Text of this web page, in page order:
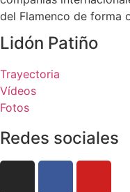
del Flamenco de forma
Lidón Patiño
Trayectoria
Vídeos
Fotos
Redes sociales